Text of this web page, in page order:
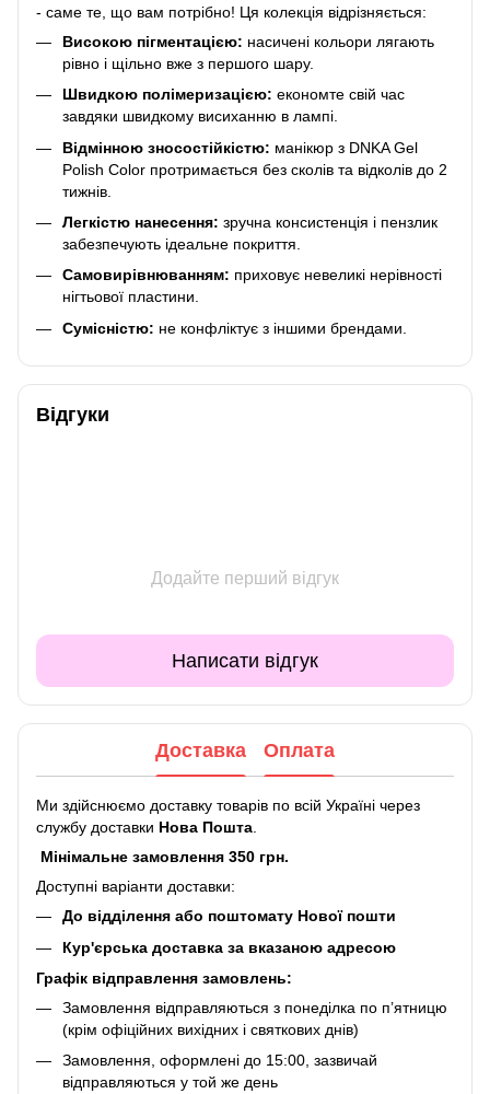
- саме те, що вам потрібно! Ця колекція відрізняється:
Високою пігментацією: насичені кольори лягають
рівно і щільно вже з першого шару.
Швидкою полімеризацією: економте свій час
завдяки швидкому висиханню в лампі.
Відмінною зносостійкістю: манікюр з DNKA Gel
Polish Color протримається без сколів та відколів до 2
тижнів.
Легкістю нанесення: зручна консистенція і пензлик
забезпечують ідеальне покриття.
Самовирівнюванням: приховує невеликі нерівності
нігтьової пластини.
Сумісністю: не конфліктує з іншими брендами.
Відгуки
Додайте перший відгук
Написати відгук
Доставка Оплата
Ми здійснюємо доставку товарів по всій Україні через
службу доставки Нова Пошта
Мінімальне замовлення 350 грн.
Доступні варіанти доставки:
До відділення або поштомату Нової пошти
Кур'єрська доставка за вказаною адресою
Графік відправлення замовлень:
Замовлення відправляються з понеділка по п’ятницю
(крім офіційних вихідних і святкових днів)
Замовлення, оформлені до 15:00, зазвичай
відправляються у той же день